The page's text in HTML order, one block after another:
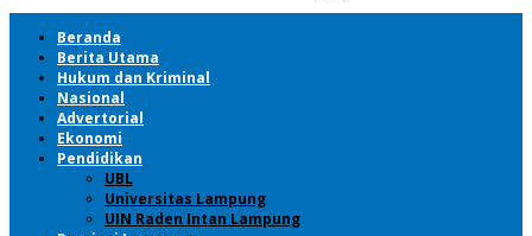
Beranda
Berita Utama
Hukum dan Kriminal
Nasional
Advertorial
Ekonomi
Pendidikan
UBL
Universitas Lampung
UIN Raden Intan Lampung